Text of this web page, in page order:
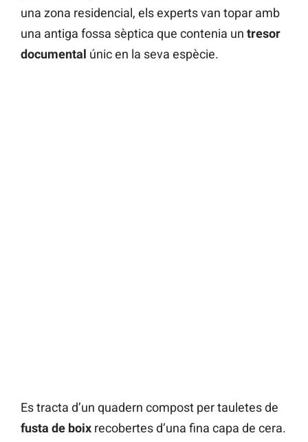
una zona residencial, els experts van topar amb
una antiga fossa sèptica que contenia un tresor
documental únic en la seva espècie.
Es tracta d’un quadern compost per tauletes de
fusta de boix recobertes d’una fina capa de cera.